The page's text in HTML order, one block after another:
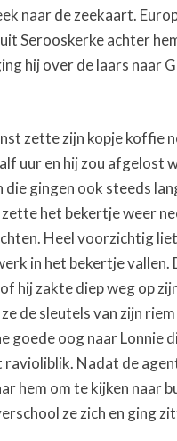
naar de zeekaart.
Serooskerke achter
hij over de laars naar
zette zijn kopje koffie
uur en hij zou afgelost
die gingen ook steeds
het bekertje weer
Heel voorzichtig
in het bekertje vallen.
hij zakte diep weg op
de sleutels van zijn
goede oog naar Lonnie
Nadat de
hem om te kijken naar
ze zich en ging